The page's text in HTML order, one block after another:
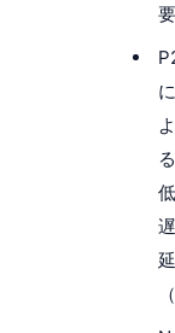
要
に
よ
る
低
遅
延